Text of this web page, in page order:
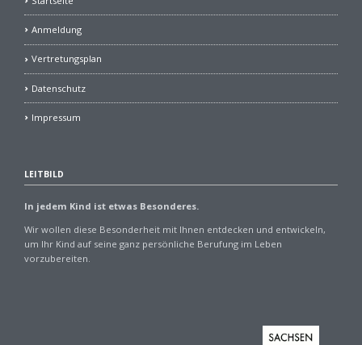
Anmeldung
Vertretungsplan
Datenschutz
Impressum
LEITBILD
In jedem Kind ist etwas Besonderes.
Wir wollen diese Besonderheit mit Ihnen entdecken und entwickeln,
um Ihr Kind auf seine ganz persönliche Berufung im Leben
vorzubereiten.